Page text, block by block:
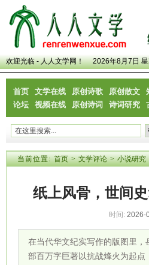
欢迎光临 - 人人文学网！ 2026年8月7日
首页 文学在线 原创诗歌 原创散文
论坛
视频在线 原创诗词 诗词研究
当前位置: 首页>文学评论>小说研究
纸上风骨，世间
时间: 2026-
在当代华文纪实写作的版图里
部百万字巨著以抗战烽火为起